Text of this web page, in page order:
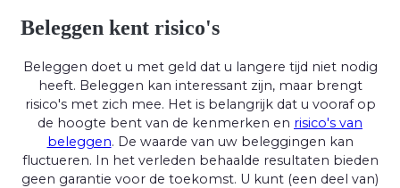
Beleggen kent risico's
Beleggen doet u met geld dat u langere tijd niet nodig
heeft. Beleggen kan interessant zijn, maar brengt
risico's met zich mee. Het is belangrijk dat u vooraf op
de hoogte bent van de kenmerken en risico's van
beleggen. De waarde van uw beleggingen kan
fluctueren. In het verleden behaalde resultaten bieden
geen garantie voor de toekomst. U kunt (een deel van)